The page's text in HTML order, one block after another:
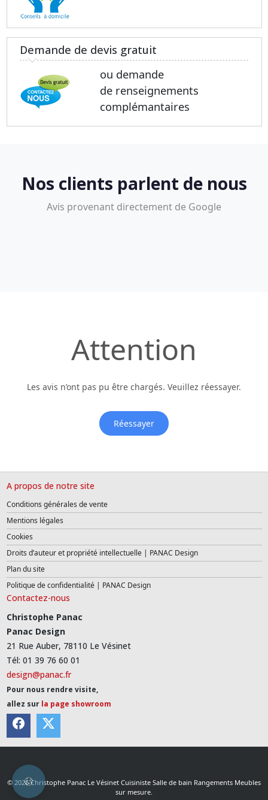
Demande de devis gratuit
ou demande
de renseignements
complémantaires
Nos clients parlent de nous
Avis provenant directement de Google
Attention
Les avis n’ont pas pu être chargés. Veuillez réessayer.
Réessayer
A propos de notre site
Conditions générales de vente
Mentions légales
Cookies
Droits d’auteur et propriété intellectuelle | PANAC Design
Plan du site
Politique de confidentialité | PANAC Design
Contactez-nous
Christophe Panac
Panac Design
21 Rue Auber, 78110 Le Vésinet
Tél: 01 39 76 60 01
design@panac.fr
Pour nous rendre visite,
allez sur la page showroom
© 2026 Christophe Panac Le Vésinet Cuisiniste Salle de bain Rangements Meubles
sur mesure.